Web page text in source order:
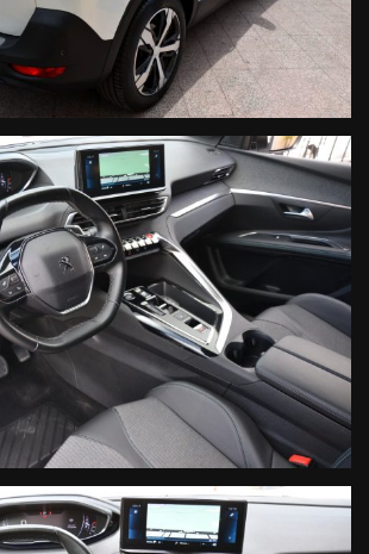
COMPRENDE nel prezzo di vendita una
con chilometraggio illimitato sulle
il tuo usato anche da rottamare
in sede anche senza anticipo
immediato in sede
non costituiscono base
indicative e non vincolano in